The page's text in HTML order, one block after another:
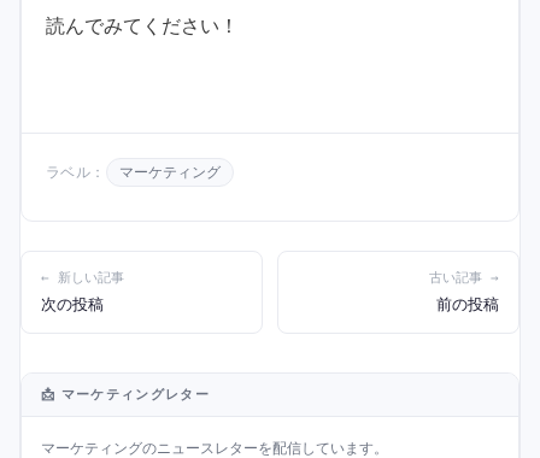
読んでみてください！
ラベル： マーケティング
← 新しい記事
次の投稿
古い記事 →
前の投稿
📩 マーケティングレター
マーケティングのニュースレターを配信しています。